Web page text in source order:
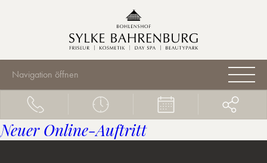
Navigation öffnen
Neuer Online-Auftritt